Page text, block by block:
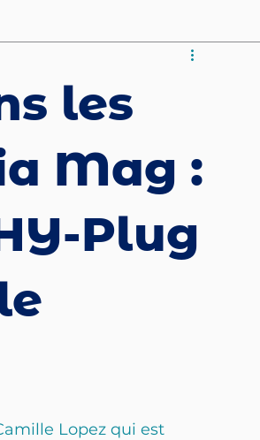
les
Mag :
Plug
Lopez qui est